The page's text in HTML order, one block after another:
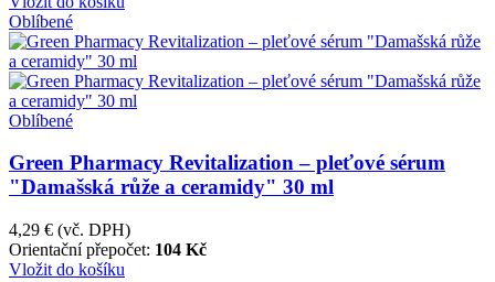
Oblíbené
Oblíbené
Green Pharmacy Revitalization – pleťové sérum
"Damašská růže a ceramidy" 30 ml
4,29 € (vč. DPH)
Orientační přepočet: 104 Kč
Vložit do košíku